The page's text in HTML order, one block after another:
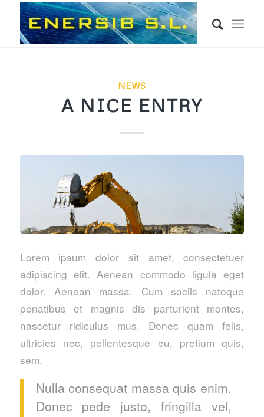
NEWS
A NICE ENTRY
Lorem ipsum dolor sit amet, consectetuer
adipiscing elit. Aenean commodo ligula eget
dolor. Aenean massa. Cum sociis natoque
penatibus et magnis dis parturient montes,
nascetur ridiculus mus. Donec quam felis,
ultricies nec, pellentesque eu, pretium quis,
sem.
Nulla consequat massa quis enim.
Donec pede justo, fringilla vel,